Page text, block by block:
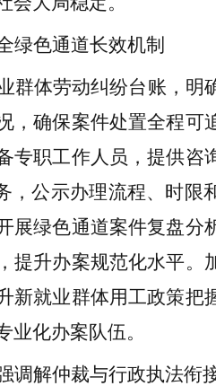
绿色通道长效机制
群体劳动纠纷台账， 明
，确保案件处置全程可
专职工作人员，提供咨
，公示办理流程、时限
展绿色通道案件复盘分
提升办案规范化水平。
新就业群体用工政策把
业化办案队伍。
调解仲裁与行政执法衔